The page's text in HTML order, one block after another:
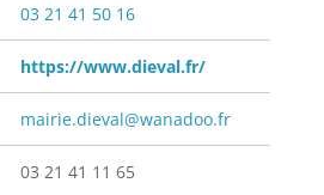
03 21 41 50 16
https://www.dieval.fr/
mairie.dieval@wanadoo.fr
03 21 41 11 65